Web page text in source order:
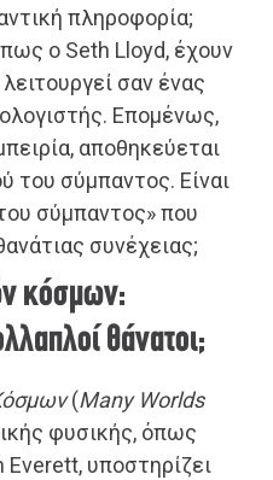
πληροφορία;
ο Seth Lloyd, έχουν
σαν ένας
Επομένως,
αποθηκεύεται
του σύμπαντος. Είναι
σύμπαντος» που
συνέχειας;
κόσμων:
θάνατοι;
(Many Worlds
φυσικής, όπως
υποστηρίζει